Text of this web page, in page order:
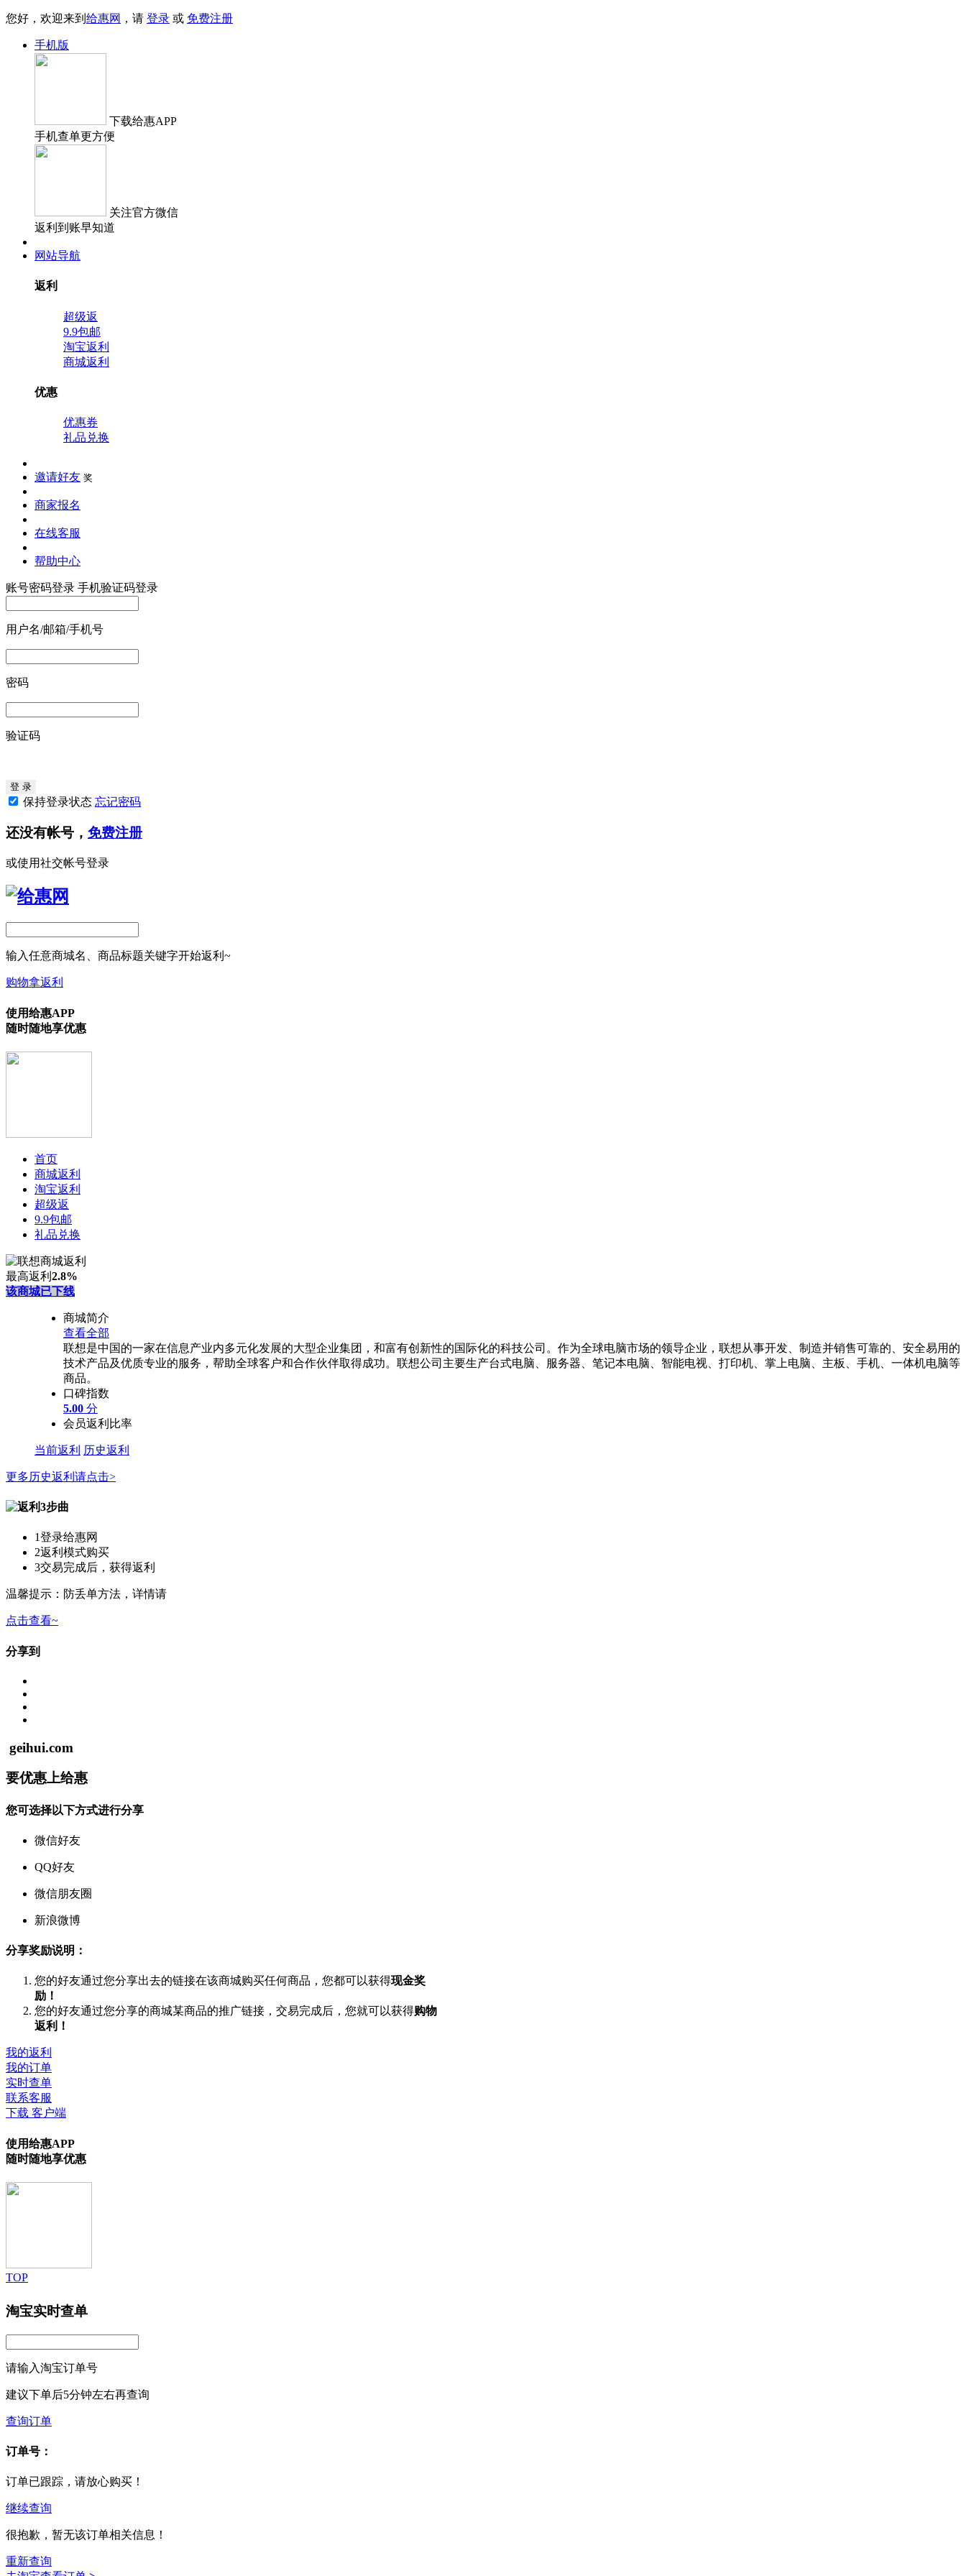
您好，欢迎来到 给惠网 ，请 登录 或 免费注册
手机版
下载给惠APP
手机查单更方便
关注官方微信
返利到账早知道
网站导航
返利
超级返
9.9包邮
淘宝返利
商城返利
优惠
优惠券
礼品兑换
邀请好友 奖
商家报名
在线客服
帮助中心
账号密码登录 手机验证码登录
用户名/邮箱/手机号
密码
验证码
保持登录状态 忘记密码
还没有帐号， 免费注册
或使用社交帐号登录
输入任意商城名、商品标题关键字开始返利~
购物拿返利
使用给惠APP
随时随地享优惠
首页
商城返利
淘宝返利
超级返
9.9包邮
礼品兑换
最高返利 2.8%
该商城已下线
商城简介
查看全部
联想是中国的一家在信息产业内多元化发展的大型企业集团，和富有创新性的国际化的科技公司。作为全球电脑市场的领导企业，联想从事开发、制造并销售可靠的、安全易用的
技术产品及优质专业的服务，帮助全球客户和合作伙伴取得成功。联想公司主要生产台式电脑、服务器、笔记本电脑、智能电视、打印机、掌上电脑、主板、手机、一体机电脑等
商品。
口碑指数
5.00 分
会员返利比率
当前返利 历史返利
更多历史返利请点击>
1登录给惠网
2返利模式购买
3交易完成后，获得返利
温馨提示：防丢单方法，详情请
点击查看~
分享到
geihui.com
要优惠上给惠
您可选择以下方式进行分享
微信好友
QQ好友
微信朋友圈
新浪微博
分享奖励说明：
您的好友通过您分享出去的链接在该商城购买任何商品，您都可以获得现金奖
励！
您的好友通过您分享的商城某商品的推广链接，交易完成后，您就可以获得购物
返利！
我的返利
我的订单
实时查单
联系客服
下载 客户端
使用给惠APP
随时随地享优惠
TOP
淘宝实时查单
请输入淘宝订单号
建议下单后5分钟左右再查询
查询订单
订单号：
订单已跟踪，请放心购买！
继续查询
很抱歉，暂无该订单相关信息！
重新查询